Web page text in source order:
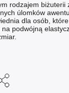
rodzajem biżuterii
úlomków
dla osób,
podwójną